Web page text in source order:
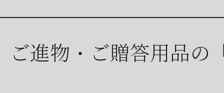
ご進物・ご贈答用品の